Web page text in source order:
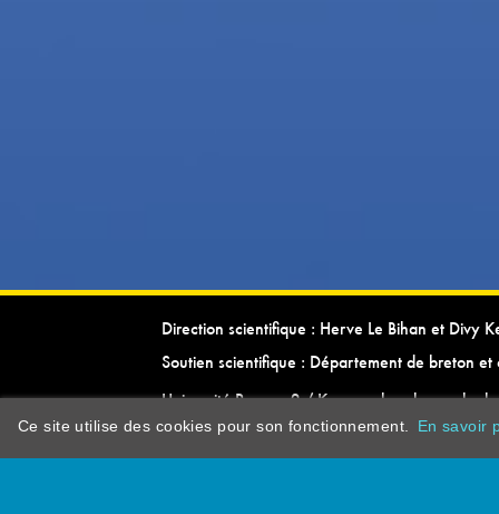
Direction scientifique : Herve Le Bihan et Divy
Soutien scientifique : Département de breton et
Université Rennes 2 / Kevrenn brezhoneg ha
Ce site utilise des cookies pour son fonctionnement. En savoir